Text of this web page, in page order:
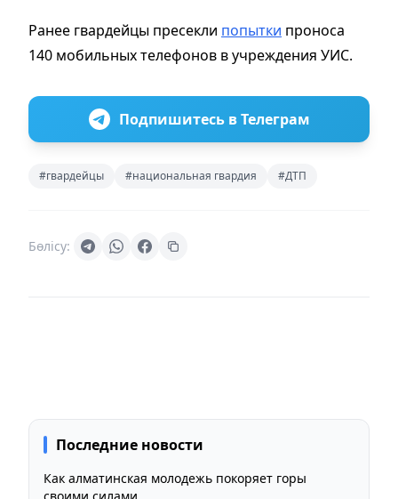
Ранее гвардейцы пресекли попытки проноса
140 мобильных телефонов в учреждения УИС.
Подпишитесь в Телеграм
#гвардейцы #национальная гвардия #ДТП
Бөлісу:
Последние новости
Как алматинская молодежь покоряет горы